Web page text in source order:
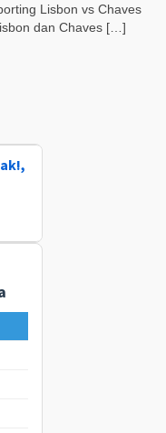
Lisbon vs Chaves
dan Chaves […]